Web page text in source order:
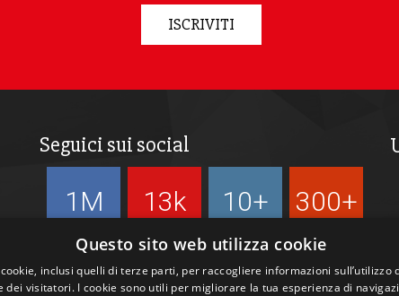
ISCRIVITI
Seguici sui social
1M 13k 10+ 300+
Questo sito web utilizza cookie
inclusi quelli di terze parti, per raccogliere informazioni sull’utilizzo
dei visitatori. I cookie sono utili per migliorare la tua esperienza di